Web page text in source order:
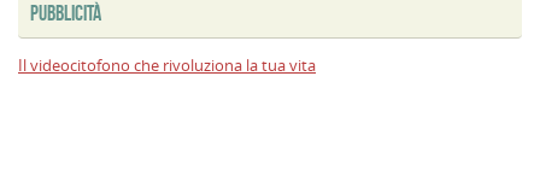
PUBBLICITÀ
Il videocitofono che rivoluziona la tua vita